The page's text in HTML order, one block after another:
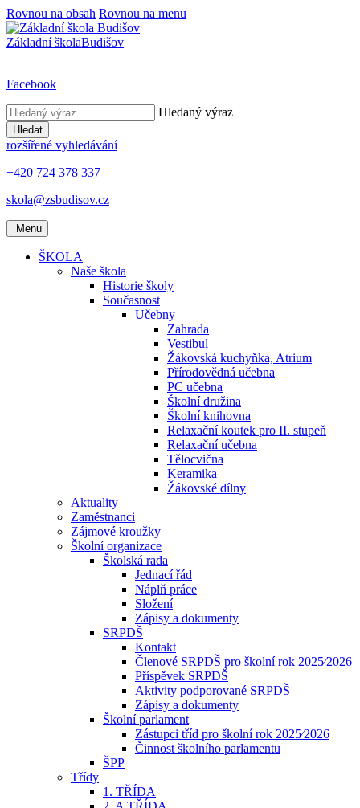
Rovnou na obsah Rovnou na menu
Základní školaBudišov
Facebook
Hledaný výraz
Hledat
rozšířené vyhledávání
+420 724 378 337
skola@zsbudisov.cz
Menu
ŠKOLA
Naše škola
Historie školy
Současnost
Učebny
Zahrada
Vestibul
Žákovská kuchyňka, Atrium
Přírodovědná učebna
PC učebna
Školní družina
Školní knihovna
Relaxační koutek pro II. stupeň
Relaxační učebna
Tělocvična
Keramika
Žákovské dílny
Aktuality
Zaměstnanci
Zájmové kroužky
Školní organizace
Školská rada
Jednací řád
Náplň práce
Složení
Zápisy a dokumenty
SRPDŠ
Kontakt
Členové SRPDŠ pro školní rok 2025⁄2026
Příspěvek SRPDŠ
Aktivity podporované SRPDŠ
Zápisy a dokumenty
Školní parlament
Zástupci tříd pro školní rok 2025⁄2026
Činnost školního parlamentu
ŠPP
Třídy
1. TŘÍDA